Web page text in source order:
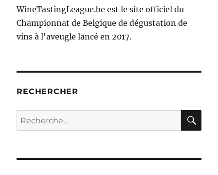
WineTastingLeague.be est le site officiel du
Championnat de Belgique de dégustation de
vins à l'aveugle lancé en 2017.
RECHERCHER
Recherche
pour :